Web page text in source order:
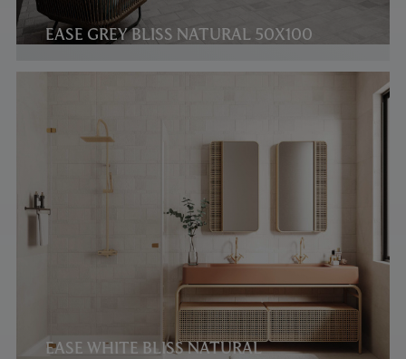
EASE GREY BLISS NATURAL 50X100
EASE WHITE BLISS NATURAL